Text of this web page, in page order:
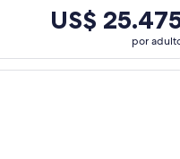
US$
por
Francisco de Asís.